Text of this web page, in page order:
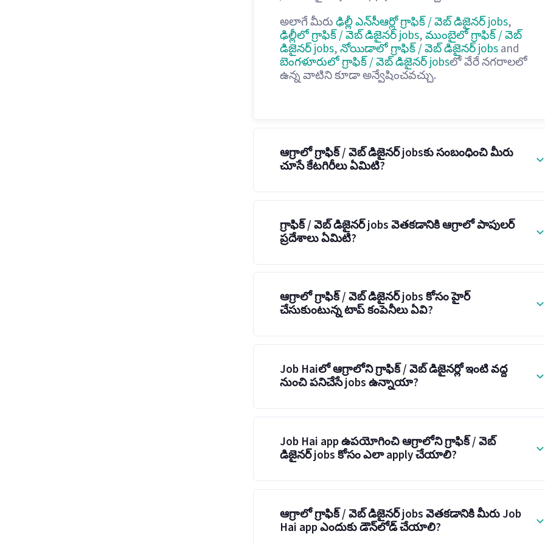
అలాగే మీరుఢిల్లీ ఎన్‌సీఆర్లో గ్రాఫిక్ / వెబ్ డిజైనర్ jobs,
ఢిల్లీలో గ్రాఫిక్ / వెబ్ డిజైనర్ jobs,ముంబైలో గ్రాఫిక్ / వెబ్
డిజైనర్ jobs,నోయిడాలో గ్రాఫిక్ / వెబ్ డిజైనర్ jobsand
బెంగళూరులో గ్రాఫిక్ / వెబ్ డిజైనర్ jobsలో వేరే నగరాలలో
ఉన్న వాటిని కూడా అన్వేషించవచ్చు.
ఆగ్రాలో గ్రాఫిక్ / వెబ్ డిజైనర్ jobsకు సంబంధించి మీరు
చూసే కేటగిరీలు ఏమిటి?
గ్రాఫిక్ / వెబ్ డిజైనర్ jobs వెతకడానికి ఆగ్రాలో పాపులర్
ప్రదేశాలు ఏమిటి?
ఆగ్రాలో గ్రాఫిక్ / వెబ్ డిజైనర్ jobs కోసం హైర్
చేసుకుంటున్న టాప్ కంపెనీలు ఏవి?
Job Haiలో ఆగ్రాలోని గ్రాఫిక్ / వెబ్ డిజైనర్లో ఇంటి వద్ద
నుంచి పనిచేసే jobs ఉన్నాయా?
Job Hai app ఉపయోగించి ఆగ్రాలోని గ్రాఫిక్ / వెబ్
డిజైనర్ jobs కోసం ఎలా apply చేయాలి?
ఆగ్రాలో గ్రాఫిక్ / వెబ్ డిజైనర్ jobs వెతకడానికి మీరు Job
Hai app ఎందుకు డౌన్‌లోడ్ చేయాలి?